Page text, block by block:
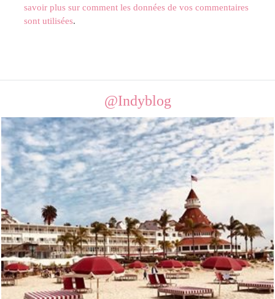
savoir plus sur comment les données de vos commentaires
sont utilisées.
@Indyblog